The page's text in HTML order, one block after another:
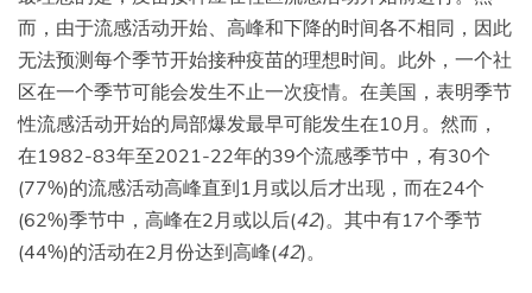
而，由于流感活动开始、高峰和下降的时间各不相同，因此
无法预测每个季节开始接种疫苗的理想时间。此外，一个社
区在一个季节可能会发生不止一次疫情。在美国，表明季节
性流感活动开始的局部爆发最早可能发生在10月。然而，
在1982-83年至2021-22年的39个流感季节中，有30个
(77%)的流感活动高峰直到1月或以后才出现，而在24个
(62%)季节中，高峰在2月或以后(42)。其中有17个季节
(44%)的活动在2月份达到高峰(42)。